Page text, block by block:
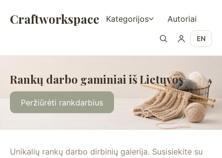
Craftworkspace Kategorijos Autoriai
EN
Rankų darbo gaminiai iš Lietuvos
Peržiūrėti rankdarbius
Unikalių rankų darbo dirbinių galerija. Susisiekite su